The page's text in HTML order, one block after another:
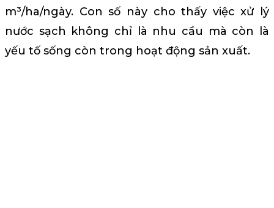
m³/ha/ngày. Con số này cho thấy việc xử lý
nước sạch không chỉ là nhu cầu mà còn là
yếu tố sống còn trong hoạt động sản xuất.